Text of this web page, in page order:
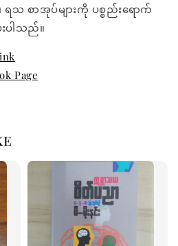
သ စာအုပ်များကို ပစ္စည်းရောက်
းပါသည်။
Page